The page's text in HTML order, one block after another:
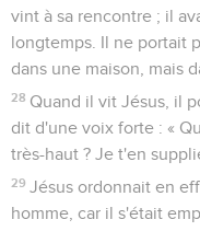
vint à sa rencontre ; il
longtemps. Il ne portait
dans une maison, mais
28 Quand il vit Jésus, il
dit d'une voix forte : «
très-haut ? Je t'en
29 Jésus ordonnait en
homme, car il s'était